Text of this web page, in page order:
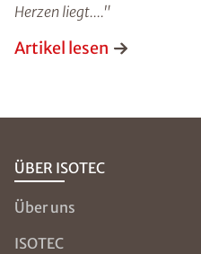
Herzen liegt...."
Artikel lesen
ÜBER ISOTEC
Über uns
ISOTEC